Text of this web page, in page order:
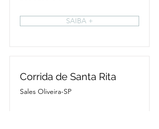
SAIBA +
Corrida de Santa Rita
Sales Oliveira-SP